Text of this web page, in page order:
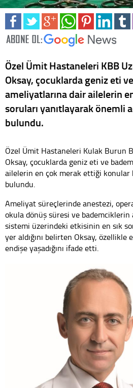
Özel Ümit Hastaneleri KBB
Oksay, çocuklarda geniz eti
ameliyatlarına dair ailelerin
soruları yanıtlayarak önemli
bulundu.
Özel Ümit Hastaneleri Kulak Burun
Oksay, çocuklarda geniz eti ve
ailelerin en çok merak ettiği konular
bulundu.
Ameliyat süreçlerinde anestezi,
okula dönüş süresi ve bademciklerin
sistemi üzerindeki etkisinin en sık
yer aldığını belirten Oksay,
endişe yaşadığını ifade etti.